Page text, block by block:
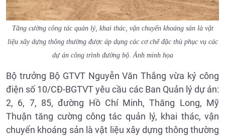
Tăng cường công tác quản lý, khai thác, vận chuyển khoáng sản là vật
liệu xây dựng thông thường được áp dụng các cơ chế đặc thù phục vụ các
dự án công trình đường bộ. Ảnh minh họa
Bộ trưởng Bộ GTVT Nguyễn Văn Thắng vừa ký công
điện số 10/CĐ-BGTVT yêu cầu các Ban Quản lý dự án:
2, 6, 7, 85, đường Hồ Chí Minh, Thăng Long, Mỹ
Thuận tăng cường công tác quản lý, khai thác, vận
chuyển khoáng sản là vật liệu xây dựng thông thường